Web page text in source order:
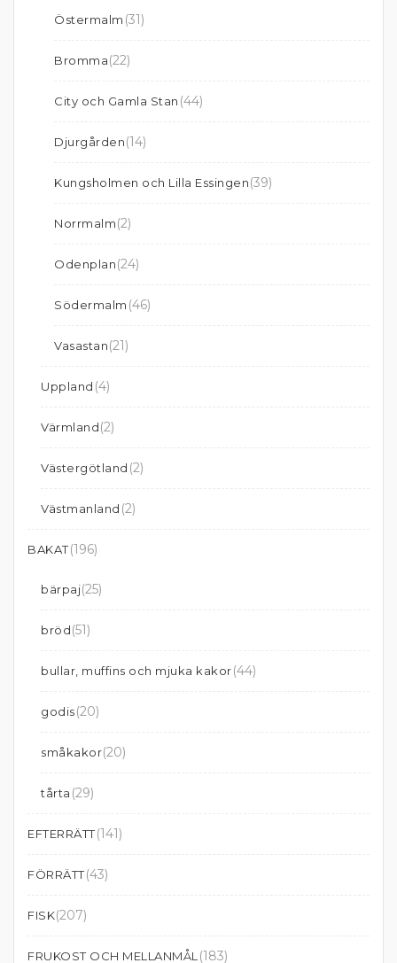
Östermalm (31)
Bromma(22)
City och Gamla Stan (44)
Djurgården(14)
Kungsholmen och Lilla Essingen(39)
Norrmalm(2)
Odenplan(24)
Södermalm (46)
Vasastan(21)
Uppland (4)
Värmland(2)
Västergötland (2)
Västmanland (2)
BAKAT(196)
bärpaj(25)
bröd(51)
bullar, muffins och mjuka kakor(44)
godis(20)
småkakor(20)
tårta (29)
EFTERRÄTT(141)
FÖRRÄTT(43)
FISK(207)
FRUKOST OCH MELLANMÅL (183)